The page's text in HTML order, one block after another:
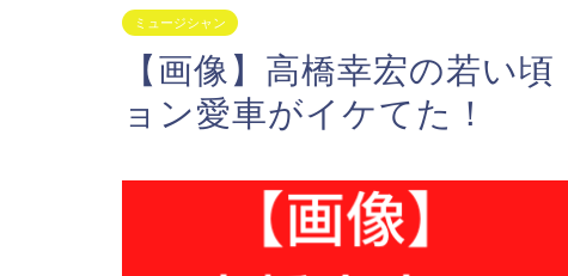
ミュージシャン
【画像】高橋幸宏の若い
ョン愛車がイケてた！